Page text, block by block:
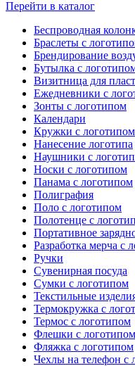
Перейти в каталог
Беспроводная
Браслеты с
Брендирование
Бутылка с
Визитница для
Ежедневники с
Зонты с логотипом
Календари
Кружки с логотипом
Нанесение логотипа
Наушники с
Носки с логотипом
Панама с логотипом
Полиграфия
Поло с логотипом
Полотенце с
Портативное
Разработка мерча с
Ручки
Сувенирная посуда
Сумки с логотипом
Текстильные
Термокружка с
Термос с логотипом
Флешки с логотипом
Фляжка с логотипом
Чехлы на телефон с